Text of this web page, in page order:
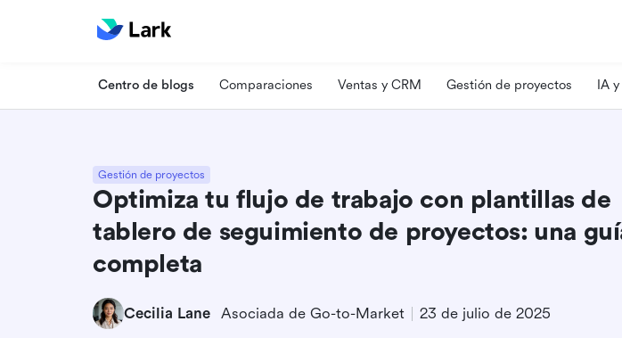
Centro de blogs Comparaciones Ventas y CRM Gestión de proyectos IA
Gestión de proyectos
Optimiza tu flujo de trabajo con plantillas de
tablero de seguimiento de proyectos: una
completa
Cecilia Lane Asociada de Go-to-Market 23 de julio de 2025